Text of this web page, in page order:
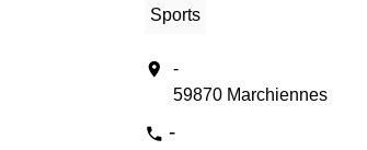
Sports
location_on
-
59870 Marchiennes
phone -